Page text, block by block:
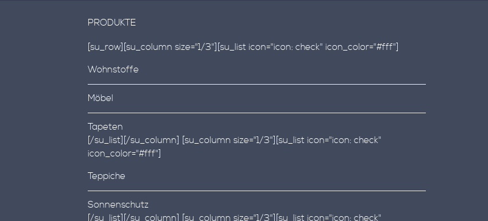
PRODUKTE
[su_row][su_column size="1/3"][su_list icon="icon: check" icon_color="#fff"]
Wohnstoffe
Möbel
Tapeten
[/su_list][/su_column] [su_column size="1/3"][su_list icon="icon: check"
icon_color="#fff"]
Teppiche
Sonnenschutz
[/su_list][/su_column] [su_column size="1/3"][su_list icon="icon: check"